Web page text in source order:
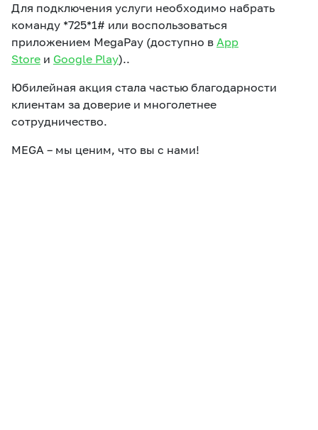
Для подключения услуги необходимо набрать
команду *725*1# или воспользоваться
приложением MegaPay (доступно в App
Store и Google Play)..
Юбилейная акция стала частью благодарности
клиентам за доверие и многолетнее
сотрудничество.
MEGA – мы ценим, что вы с нами!